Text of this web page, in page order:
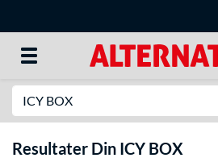
Resultater Din ICY BOX